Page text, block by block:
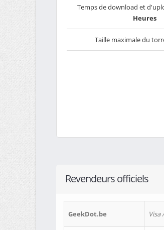
Temps de download et
Heures
Taille maximale du
Revendeurs officiels
GeekDot.be Visa